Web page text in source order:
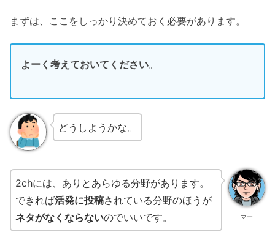
まずは、ここをしっかり決めておく必要があります。
よーく考えておいてください。
どうしようかな。
マー
2chには、ありとあらゆる分野があります。
できれば活発に投稿されている分野のほうが
ネタがなくならないのでいいです。